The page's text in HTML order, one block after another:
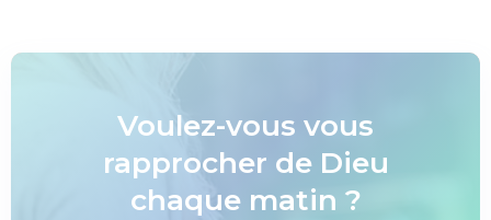
Voulez-vous vous
rapprocher de Dieu
chaque matin ?